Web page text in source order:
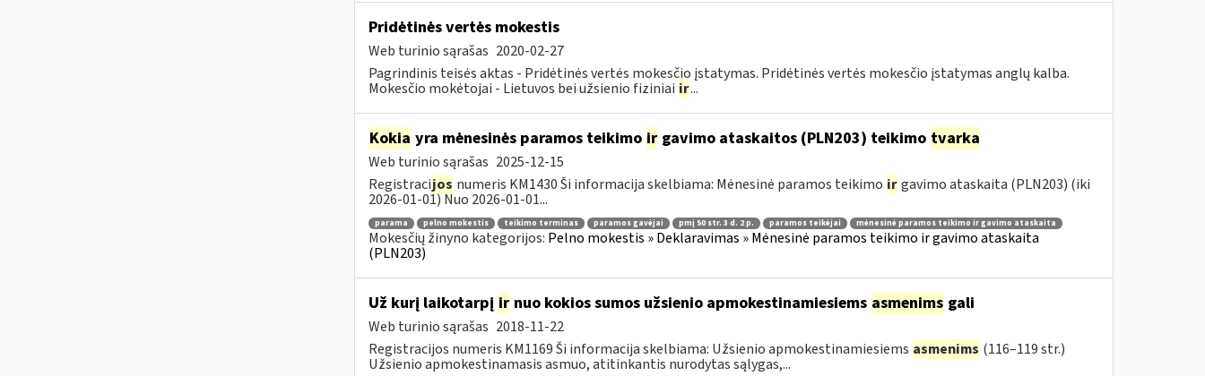
Pridėtinės vertės mokestis
Web turinio sąrašas 2020-02-27
Pagrindinis teisės aktas - Pridėtinės vertės mokesčio įstatymas. Pridėtinės vertės mokesčio įstatymas anglų kalba.
Mokesčio mokėtojai - Lietuvos bei užsienio fiziniai ir...
Kokia yra mėnesinės paramos teikimo irgavimo ataskaitos (PLN203) teikimo tvarka
Web turinio sąrašas 2025-12-15
Registracijos numeris KM1430 Ši informacija skelbiama: Mėnesinė paramos teikimo ir gavimo ataskaita (PLN203) (iki
2026-01-01) Nuo 2026-01-01...
parama pelno mokestis teikimo terminas paramos gavėjai pmį 50 str. 3 d. 2 p. paramos teikėjai mėnesinė paramos teikimo ir gavimo ataskaita
Mokesčių žinyno kategorijos: Pelno mokestis » Deklaravimas » Mėnesinė paramos teikimo ir gavimo ataskaita
(PLN203)
Už kurį laikotarpį irnuo kokios sumos užsienio apmokestinamiesiems asmenims gali
Web turinio sąrašas 2018-11-22
Registracijos numeris KM1169 Ši informacija skelbiama: Užsienio apmokestinamiesiems asmenims (116–119 str.)
Užsienio apmokestinamasis asmuo, atitinkantis nurodytas sąlygas,...